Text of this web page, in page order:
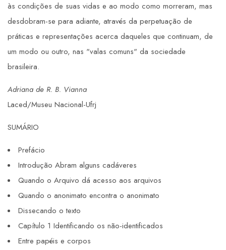
às condições de suas vidas e ao modo como morreram, mas
desdobram-se para adiante, através da perpetuação de
práticas e representações acerca daqueles que continuam, de
um modo ou outro, nas "valas comuns" da sociedade
brasileira.
Adriana de R. B. Vianna
Laced/Museu Nacional-Ufrj
SUMÁRIO
Prefácio
Introdução Abram alguns cadáveres
Quando o Arquivo dá acesso aos arquivos
Quando o anonimato encontra o anonimato
Dissecando o texto
Capítulo 1 Identificando os não-identificados
Entre papéis e corpos